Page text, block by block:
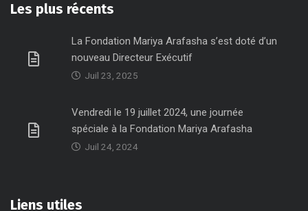
Les plus récents
La Fondation Mariya Arafasha s’est doté d’un
nouveau Directeur Exécutif
Juil 23, 2025
Vendredi le 19 juillet 2024, une journée
spéciale à la Fondation Mariya Arafasha
Juil 24, 2024
Liens utiles